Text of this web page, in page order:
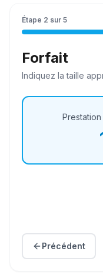
Étape 2 sur 5
Forfait
Indiquez lataille
Précédent